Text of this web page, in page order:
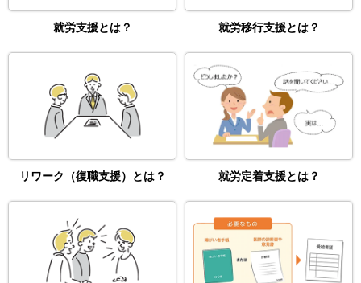
就労支援とは？ 就労移行支援とは？
リワーク（復職支援）とは？ 就労定着支援とは？